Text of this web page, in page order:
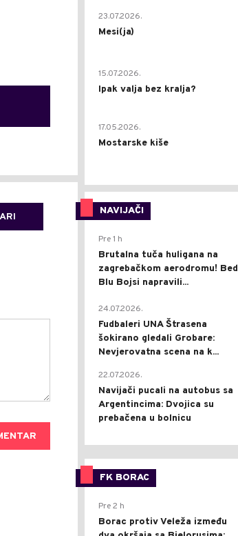
23.07.2026.
Mesi(ja)
15.07.2026.
Ipak valja bez kralja?
17.05.2026.
Mostarske kiše
NAVIJAČI
Pre 1 h
Brutalna tuča huligana na
zagrebačkom aerodromu! Bed
Blu Bojsi napravili...
24.07.2026.
Fudbaleri UNA Štrasena
šokirano gledali Grobare:
Nevjerovatna scena na k...
22.07.2026.
Navijači pucali na autobus sa
Argentincima: Dvojica su
prebačena u bolnicu
FK BORAC
Pre 2 h
Borac protiv Veleža između